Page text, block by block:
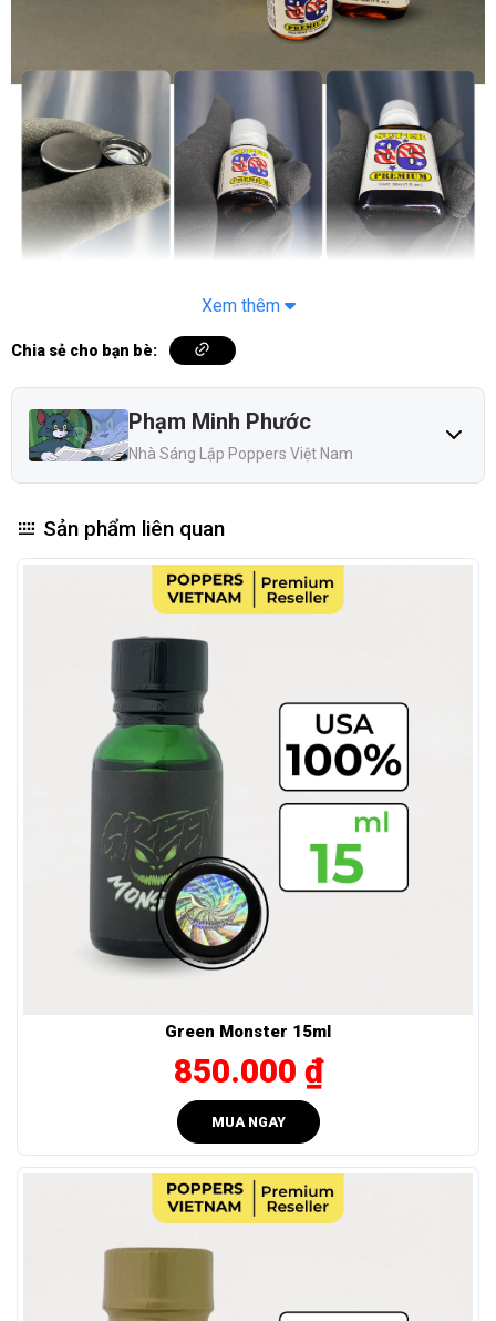
Super 96 Popper Có Phê Không? Cảm Giác Thực
Tế Khi Dùng
Super 96 mang đến cảm giác êm ái, mượt mà, đủ để lâng
lâng nhẹ nhàng, thư giãn sâu mà không sốc hay choáng
Cảm giác khi dùng như một làn sóng lướt qua: hơi thở
chậm lại, cơ thể thả lỏng, cảm xúc mở dần, duy trì ổn định
dùng đánh giá là lý tưởng để giữ nhịp cảm xúc đều cho
Ai Nên Dùng Super 96 Popper Chính Hãng?
Sản phẩm phù hợp cho:
Người mới bước vào thế giới poppers, cần trải nghiệm
êm dịu, dễ chịu.
cảm giác lâng lâng dễ chịu mà vẫn giữ tỉnh táo.
Xem thêm
Chia sẻ cho bạn bè:
Phạm Minh Phước
Nhà Sáng Lập Poppers Việt Nam
Sản phẩm liên quan
Green Monster 15ml
850.000 ₫
MUA NGAY